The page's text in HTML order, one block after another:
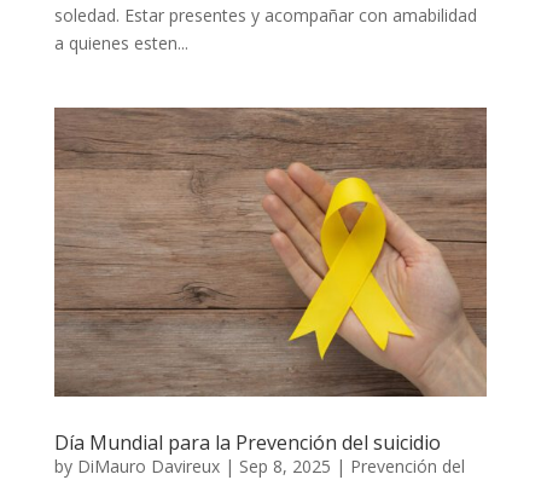
soledad. Estar presentes y acompañar con amabilidad
a quienes esten...
Día Mundial para la Prevención del suicidio
by DiMauro Davireux| Sep 8, 2025 | Prevención del